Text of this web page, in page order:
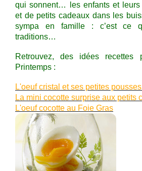
qui sonnent… les enfants et leurs
et de petits cadeaux dans les
sympa en famille : c’est ce
traditions…
Retrouvez, des idées
Printemps :
L'oeuf cristal et ses petites
La mini cocotte surprise aux petits
L'oeuf cocotte au Foie Gras